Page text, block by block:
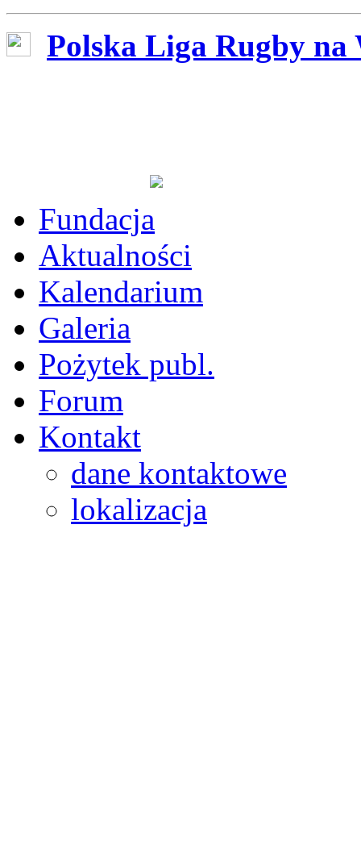
Polska Liga Rugby na
Fundacja
Aktualności
Kalendarium
Galeria
Pożytek publ.
Forum
Kontakt
dane kontaktowe
lokalizacja